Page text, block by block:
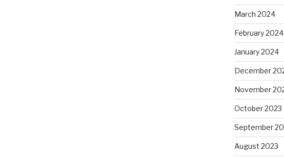
March 2024
February 2024
January 2024
December
November
October 2023
September
August 2023